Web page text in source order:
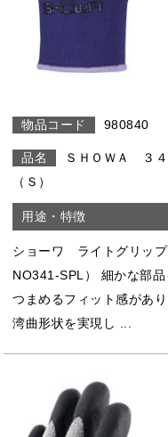
980840
ＳＨＯＷＡ ３
（Ｓ）
ショーワ ライトグリッ
NO341-SPL） 細かな部
つまめるフィット感があ
湾曲形状を実現し ...